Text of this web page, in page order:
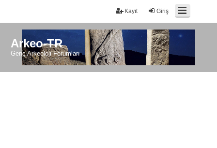
Giriş
Kayıt
Arkeo-TR
Genç Arkeoloji Forumları